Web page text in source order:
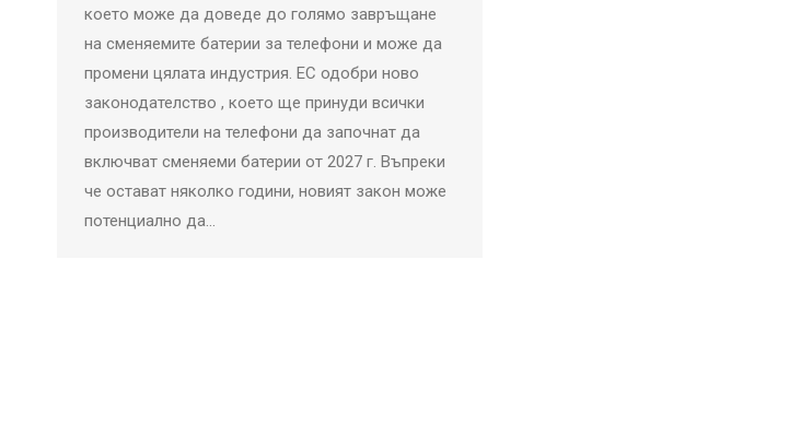
което може да доведе до голямо завръщане
на сменяемите батерии за телефони и може да
промени цялата индустрия. ЕС одобри ново
законодателство , което ще принуди всички
производители на телефони да започнат да
включват сменяеми батерии от 2027 г. Въпреки
че остават няколко години, новият закон може
потенциално да…